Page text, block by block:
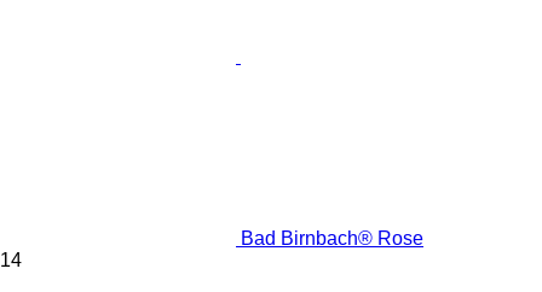
Bad Birnbach® Rose
14